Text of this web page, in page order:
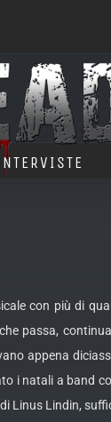
con più di
passa,
appena
i natali a band
Lindin,